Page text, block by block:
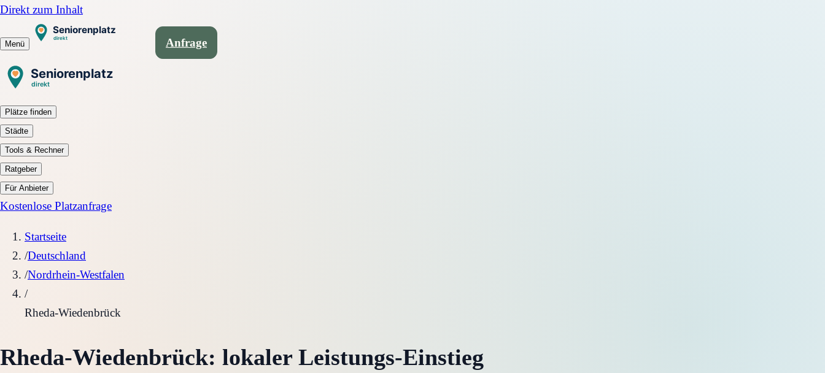
Direkt zum Inhalt
Menü Anfrage
Plätze finden
Städte
Tools & Rechner
Ratgeber
Für Anbieter
Kostenlose Platzanfrage
Startseite
/Deutschland
/Nordrhein-Westfalen
/
Rheda-Wiedenbrück
Rheda-Wiedenbrück: lokaler Leistungs-Einstieg